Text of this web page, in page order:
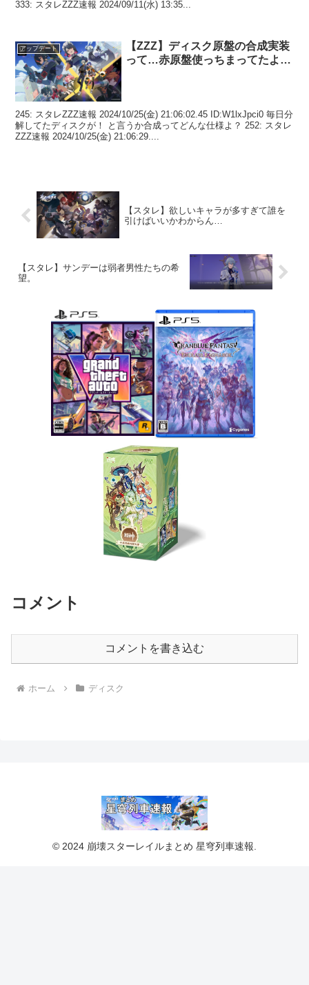
333: スタレZZZ速報 2024/09/11(水) 13:35...
アップデート
【ZZZ】ディスク原盤の合成実装
って…赤原盤使っちまってたよ…
245: スタレZZZ速報 2024/10/25(金) 21:06:02.45 ID:W1lxJpci0 毎日分
解してたディスクが！ と言うか合成ってどんな仕様よ？ 252: スタレ
ZZZ速報 2024/10/25(金) 21:06:29....
【スタレ】欲しいキャラが多すぎて誰を
引けばいいかわからん…
【スタレ】サンデーは弱者男性たちの希
望。
コメント
コメントを書き込む
ホーム ディスク
© 2024 崩壊スターレイルまとめ 星穹列車速報.